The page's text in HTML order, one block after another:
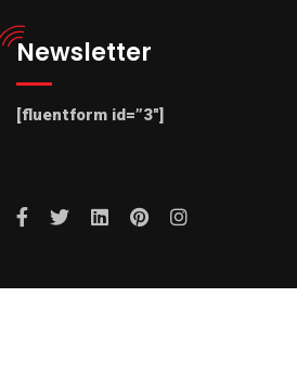
Newsletter
[fluentform id=”3″]